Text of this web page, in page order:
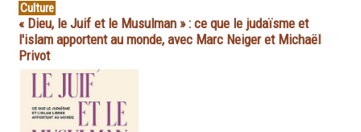
Culture
« Dieu, le Juif et le Musulman » : ce que le judaïsme et
l'islam apportent au monde, avec Marc Neiger et Michaël
Privot